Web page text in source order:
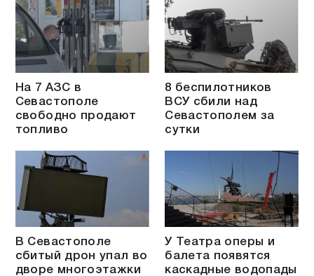
На 7 АЗС в
Севастополе
свободно продают
топливо
8 беспилотников
ВСУ сбили над
Севастополем за
сутки
В Севастополе
сбитый дрон упал во
дворе многоэтажки
У Театра оперы и
балета появятся
каскадные водопады